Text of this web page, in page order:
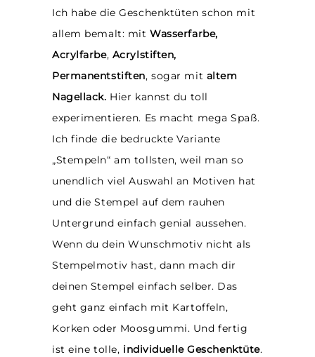
Ich habe die Geschenktüten schon mit
allem bemalt: mitWasserfarbe,
Acrylfarbe, Acrylstiften,
Permanentstiften, sogar mit altem
Nagellack. Hier kannst du toll
experimentieren. Es macht mega Spaß.
Ich finde die bedruckte Variante
„Stempeln“ am tollsten, weil man so
unendlich viel Auswahl an Motiven hat
und die Stempel auf dem rauhen
Untergrund einfach genial aussehen.
Wenn du dein Wunschmotiv nicht als
Stempelmotiv hast, dann mach dir
deinen Stempel einfach selber. Das
geht ganz einfach mit Kartoffeln,
Korken oder Moosgummi. Und fertig
ist eine tolle, individuelle Geschenktüte.